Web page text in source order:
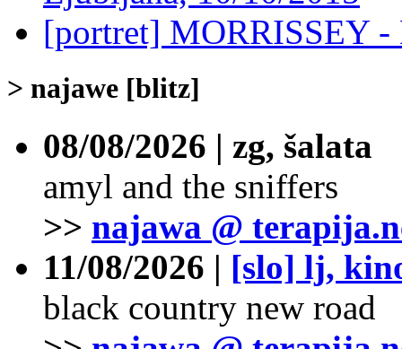
[portret] MORRISSEY
> najawe [blitz]
08/08/2026 | zg, šalata
amyl and the sniffers
>> najawa @
11/08/2026 | [slo] lj,
black country new road